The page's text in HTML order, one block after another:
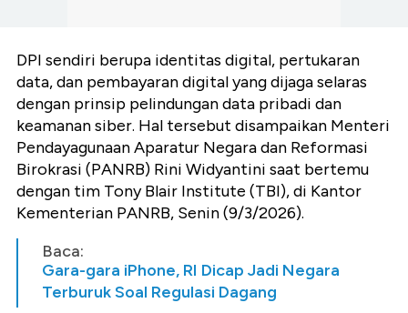
DPI sendiri berupa identitas digital, pertukaran
data, dan pembayaran digital yang dijaga selaras
dengan prinsip pelindungan data pribadi dan
keamanan siber. Hal tersebut disampaikan Menteri
Pendayagunaan Aparatur Negara dan Reformasi
Birokrasi (PANRB) Rini Widyantini saat bertemu
dengan tim Tony Blair Institute (TBI), di Kantor
Kementerian PANRB, Senin (9/3/2026).
Baca:
Gara-gara iPhone, RI Dicap Jadi Negara
Terburuk Soal Regulasi Dagang